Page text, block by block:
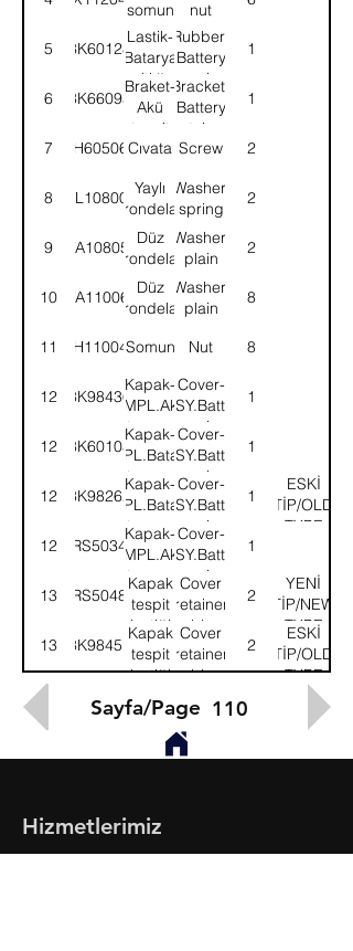
somun
nut
5 3K60128
Lastik-
Batarya
altlığı
Rubber-
Battery
carrier
1
6 3K66095
Braket-
Akü
tespit
Bracket-
Battery
retainer
1
7 SH605061Cıvata Screw 2
8 WL108002
Yaylı
rondela
Washer,
spring
2
9 WA108051
Düz
rondela
Washer,
plain
2
10 WA110061
Düz
rondela
Washer,
plain
8
11 NH110041Somun Nut 8
12 3K98436
Kapak-
KMPL.Akü
taşıyıcı
Cover-
ASSY.Battery
carrier
1
12 3K60103
Kapak-
KMPL.Batarya
taşıyıcı
Cover-
ASSY.Battery
carrier
1
12 3K98262
Kapak-
KMPL.Batarya
taşıyıcı
Cover-
ASSY.Battery
carrier
1
ESKİ
TİP/OLD
TYPE
1258RS503484
Kapak-
KMPL.Akü
taşıyıcı
Cover-
ASSY.Battery
carrier
1
1358RS504866
Kapak
tespit
lastiği
Cover
retainer
rubber
2
YENİ
TİP/NEW
TYPE
13
3K98451
Kapak
tespit
lastiği
Cover
retainer
rubber
2
ESKİ
TİP/OLD
TYPE
Sayfa/Page 110
Hizmetlerimiz